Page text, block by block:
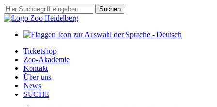
Zum
Hauptinhalt
springen
Suchbegriff Suchen
Ticketshop
Zoo-Akademie
Kontakt
Über uns
News
SUCHE